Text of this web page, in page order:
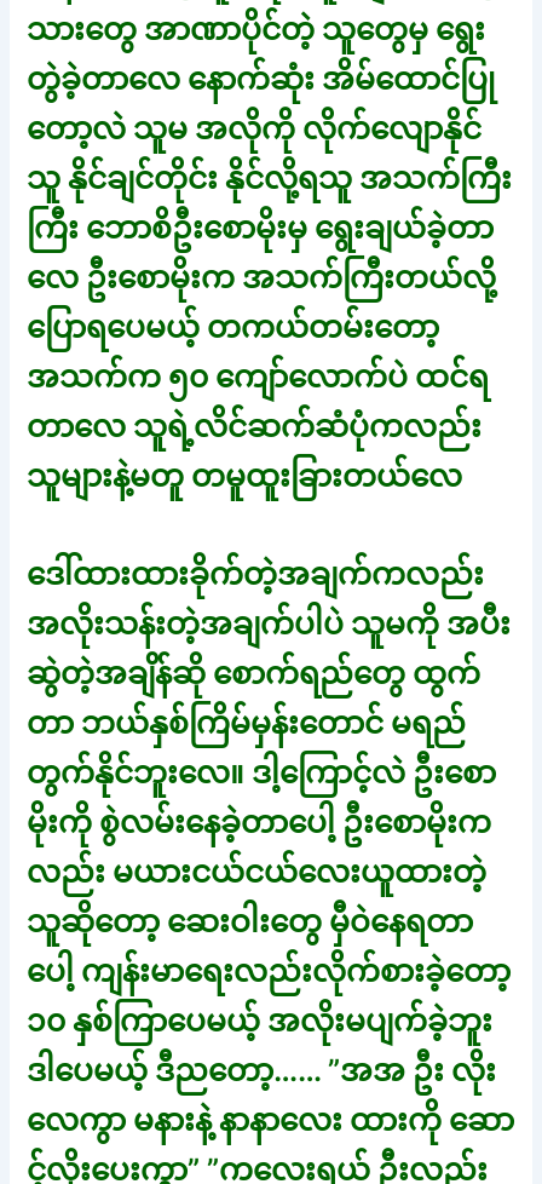
သားတွေ အာဏာပိုင်တဲ့ သူတွေမှ ရွေး
တွဲခဲ့တာလေ နောက်ဆုံး အိမ်ထောင်ပြု
တော့လဲ သူမ အလိုကို လိုက်လျောနိုင်
သူ နိုင်ချင်တိုင်း နိုင်လို့ရသူ အသက်ကြီး
ကြီး ဘောစိဦးစောမိုးမှ ရွေးချယ်ခဲ့တာ
လေ ဦးစောမိုးက အသက်ကြီးတယ်လို့
ပြောရပေမယ့် တကယ်တမ်းတော့
အသက်က ၅၀ ကျော်လောက်ပဲ ထင်ရ
တာလေ သူရဲ့လိင်ဆက်ဆံပုံကလည်း
သူများနဲ့မတူ တမူထူးခြားတယ်လေ
ဒေါ်ထားထားခိုက်တဲ့အချက်ကလည်း
အလိုးသန်းတဲ့အချက်ပါပဲ သူမကို အပီး
ဆွဲတဲ့အချိန်ဆို စောက်ရည်တွေ ထွက်
တာ ဘယ်နှစ်ကြိမ်မှန်းတောင် မရည်
တွက်နိုင်ဘူးလေ။ ဒါ့ကြောင့်လဲ ဦးစော
မိုးကို စွဲလမ်းနေခဲ့တာပေါ့ ဦးစောမိုးက
လည်း မယားငယ်ငယ်လေးယူထားတဲ့
သူဆိုတော့ ဆေးဝါးတွေ မှီဝဲနေရတာ
ပေါ့ ကျန်းမာရေးလည်းလိုက်စားခဲ့တော့
၁၀ နှစ်ကြာပေမယ့် အလိုးမပျက်ခဲ့ဘူး
ဒါပေမယ့် ဒီညတော့…… ”အအ ဦး လိုး
လေကွာ မနားနဲ့ နာနာလေး ထားကို ဆော
င့်လိုးပေးကွာ” ”ကလေးရယ် ဦးလည်း